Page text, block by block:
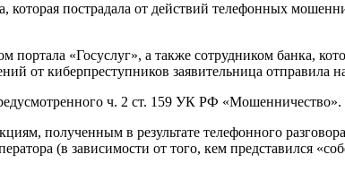
пострадала от действий телефонных
«Госуслуг», а также сотрудником банка,
от киберпреступников заявительница
ч. 2 ст. 159 УК РФ «Мошенничество».
полученным в результате телефонного
(в зависимости от того, кем представился